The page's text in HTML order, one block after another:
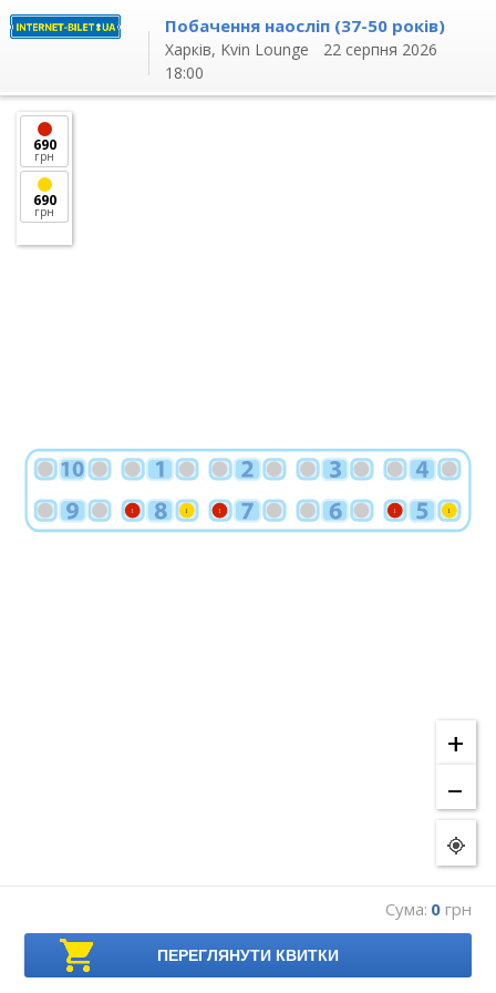
Побачення наосліп (37-50 років)
Харків, Kvin Lounge
22 серпня 2026
18:00
690
грн
690
грн
+
–
1
1 1
1
1
Сума: 0грн
ПЕРЕГЛЯНУТИ КВИТКИ